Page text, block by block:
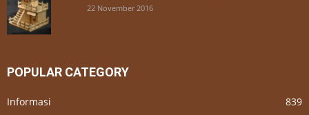
22 November 2016
POPULAR CATEGORY
Informasi
839